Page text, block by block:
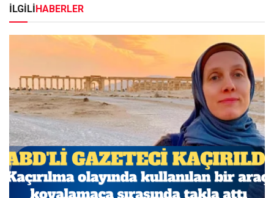
İLGİLİHABERLER